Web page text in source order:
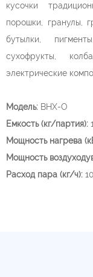
кусочки
порошки, гранулы,
бутылки,
сухофрукты,
электрические
Модель: BHX-O
Емкость (кг/партия):
Мощность нагрева
Мощность
Расход пара (кг/ч): 10